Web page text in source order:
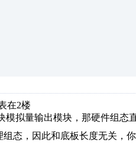
在2楼
拟量输出模块，那硬件组态
态，因此和底板长度无关，